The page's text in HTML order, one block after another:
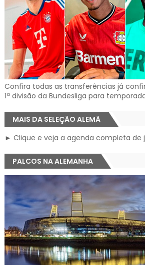
Confira todas as transferências já
1ª divisão da Bundesliga para
MAIS DA SELEÇÃO ALEMÃ
► Clique e veja a agenda completa de
PALCOS NA ALEMANHA